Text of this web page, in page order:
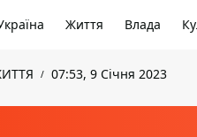
Життя Влада
07:53, 9 Січня 2023